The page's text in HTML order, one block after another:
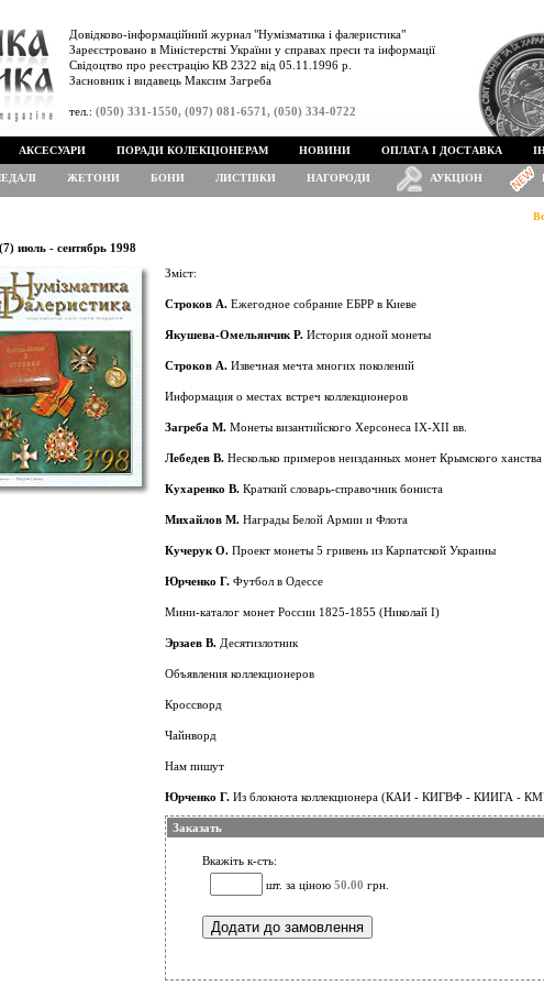
Довідково-інформаційний журнал "Нумізматика і фалеристика"
Зареєстровано в Міністерстві України у справах преси та інформації
Свідоцтво про реєстрацію КВ 2322 від 05.11.1996 р.
Засновник і видавець Максим Загреба
тел.: (050) 331-1550, (097) 081-6571, (050) 334-0722
АКСЕСУАРИ ПОРАДИ КОЛЕКЦІОНЕРАМ НОВИНИ ОПЛАТА І ДОСТАВКА
ЖЕТОНИ БОНИ ЛИСТІВКИ НАГОРОДИ АУКЦІОН
июль - сентябрь 1998
Зміст:
Строков А. Ежегодное собрание ЕБРР в Киеве
Якушева-Омельянчик Р. История одной монеты
Строков А. Извечная мечта многих поколений
Информация о местах встреч коллекционеров
Загреба М. Монеты византийского Херсонеса ІХ-ХІІ вв.
Лебедев В. Несколько примеров неизданных монет Крымского
Кухаренко В. Краткий словарь-справочник бониста
Михайлов М. Награды Белой Армии и Флота
Кучерук О. Проект монеты 5 гривень из Карпатской Украины
Юрченко Г. Футбол в Одессе
Мини-каталог монет России 1825-1855 (Николай І)
Эрзаев В. Десятизлотник
Объявления коллекционеров
Кроссворд
Чайнворд
Нам пишут
Юрченко Г. Из блокнота коллекционера (КАИ - КИГВФ - КИИГА -
Заказать
Вкажіть к-сть:
шт. за ціною 50.00 грн.